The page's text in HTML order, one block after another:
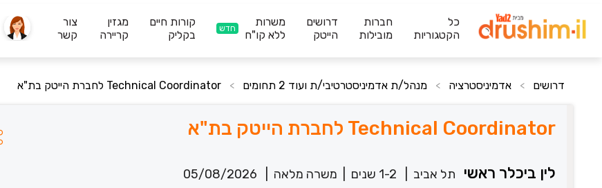
כל
הקטגוריות
חברות
מובילות
דרושים
הייטק
משרות
ללא קו"ח
חדש
קורות חיים
בקליק
מגזין
קריירה
צור
קשר
דרושים > אדמיניסטרציה > מנהל/ת אדמיניסטרטיבי/ת ועוד 2 תחומים > Technical Coordinator לחברת הייטק בת"א
Technical Coordinator לחברת הייטק בת"א
לין ביכלר ראשי תל אביב 1-2 שנים משרה מלאה 05/08/2026